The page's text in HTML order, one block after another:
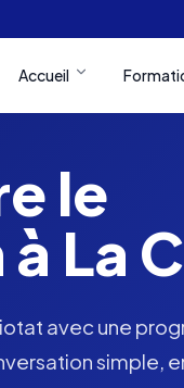
Accueil
le
La
avec une
simple,